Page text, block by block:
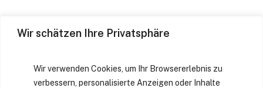
Wir schätzen Ihre Privatsphäre
Wir verwenden Cookies, um Ihr Browsererlebnis zu
verbessern, personalisierte Anzeigen oder Inhalte